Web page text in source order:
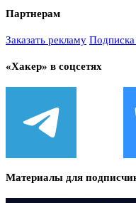
Партнерам
Заказать рекламу
«Хакер» в соцсетях
Материалы для